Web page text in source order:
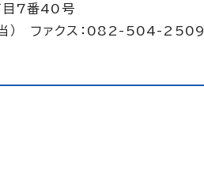
7番40号
） ファクス：082-504-2509